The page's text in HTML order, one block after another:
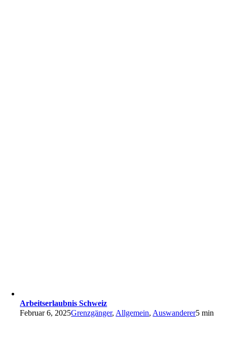
Arbeitserlaubnis Schweiz
Februar 6, 2025Grenzgänger, Allgemein, Auswanderer5 min